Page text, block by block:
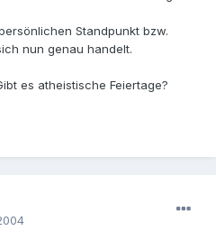
Standpunkt bzw.
nun genau handelt.
es atheistische Feiertage?